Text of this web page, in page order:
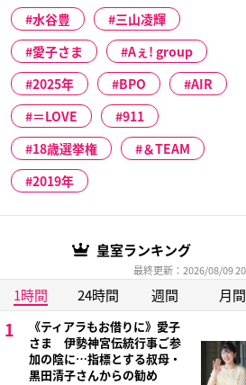
水谷豊
三山凌輝
愛子さま
Aぇ! group
2025年
BPO
AIR
＝LOVE
911
18歳選挙権
＆TEAM
2019年
皇室ランキング
最終更新：2026/08/09
1時間 24時間 週間 月間
《ティアラもお借りに》愛子
さま 伊勢神宮伝統行事ご参
加の陰に…指標とする叔母・
黒田清子さんからの勧め